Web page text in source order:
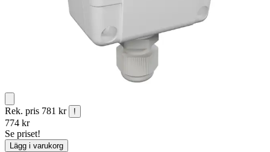
Rek. pris 781 kr !
774 kr
Se priset!
Lägg i varukorg